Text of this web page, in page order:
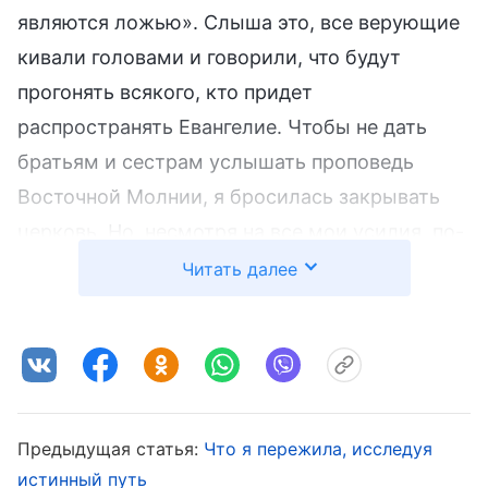
являются ложью». Слыша это, все верующие
кивали головами и говорили, что будут
прогонять всякого, кто придет
распространять Евангелие. Чтобы не дать
братьям и сестрам услышать проповедь
Восточной Молнии, я бросилась закрывать
прежнему наблюдался постоянный отток
Ли и другие изучают Восточную Молнию. Мы
Читать далее
Предыдущая статья: Что я пережила, исследуя
истинный путь